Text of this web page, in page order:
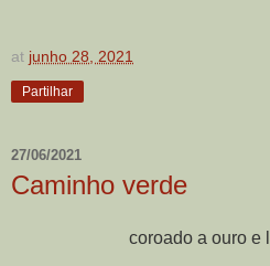
at junho 28, 2021
Partilhar
27/06/2021
Caminho verde
coroado a ouro e